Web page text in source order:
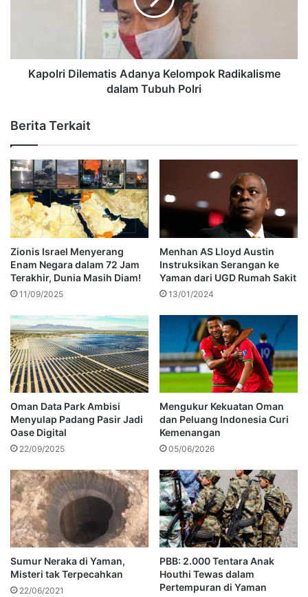
Kapolri Dilematis Adanya Kelompok Radikalisme
dalam Tubuh Polri
Berita Terkait
Zionis Israel Menyerang
Enam Negara dalam 72 Jam
Terakhir, Dunia Masih Diam!
11/09/2025
Menhan AS Lloyd Austin
Instruksikan Serangan ke
Yaman dari UGD Rumah Sakit
13/01/2024
Oman Data Park Ambisi
Menyulap Padang Pasir Jadi
Oase Digital
22/09/2025
Mengukur Kekuatan Oman
dan Peluang Indonesia Curi
Kemenangan
05/06/2026
Sumur Neraka di Yaman,
Misteri tak Terpecahkan
22/06/2021
PBB: 2.000 Tentara Anak
Houthi Tewas dalam
Pertempuran di Yaman